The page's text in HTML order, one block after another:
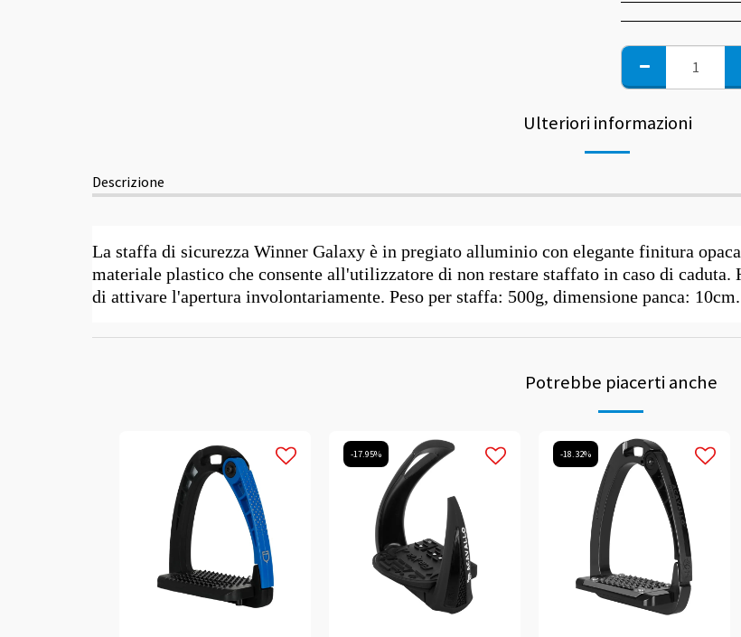
Ulteriori informazioni
Descrizione
La staffa di sicurezza Winner Galaxy è in pregiato alluminio con elegante finitura
materiale plastico che consente all'utilizzatore di non restare staffato in caso di
di attivare l'apertura involontariamente. Peso per staffa: 500g, dimensione panca: 10cm.
Potrebbe piacerti anche
-17.95% -18.32%